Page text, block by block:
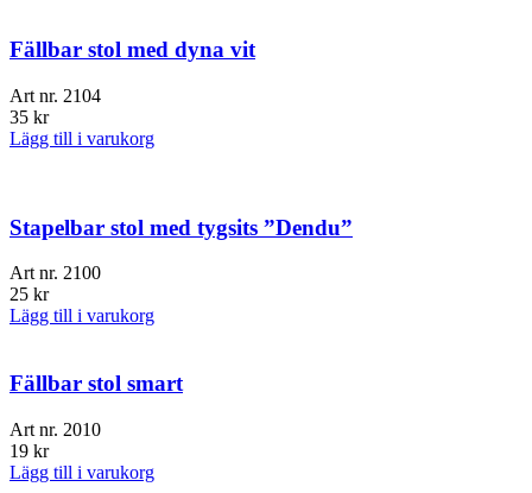
Fällbar stol med dyna vit
Art nr. 2104
35 kr
Lägg till i varukorg
Stapelbar stol med tygsits ”Dendu”
Art nr. 2100
25 kr
Lägg till i varukorg
Fällbar stol smart
Art nr. 2010
19 kr
Lägg till i varukorg